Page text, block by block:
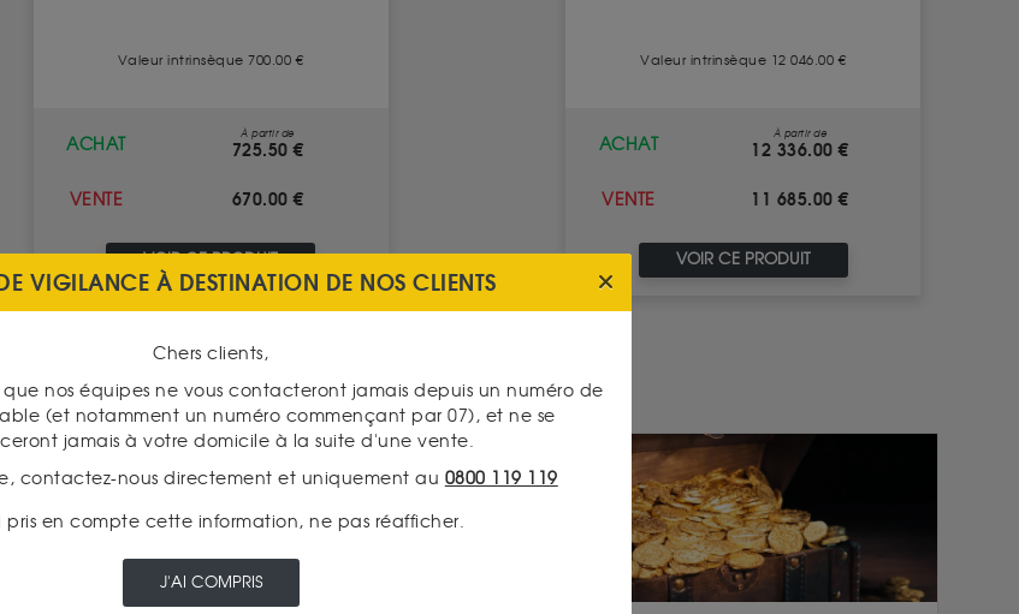
Valeur intrinsèque 700.00 €
ACHAT
À partir de
725.50 €
VENTE 670.00 €
VOIR CE PRODUIT
Valeur intrinsèque 12 046.00 €
ACHAT
À partir de
12 336.00 €
VENTE 11 685.00 €
VOIR CE PRODUIT
VIGILANCE À DESTINATION DE NOS CLIENTS
Chers clients,
que nos équipes ne vous contacteront jamais depuis un numéro de
(et notamment un numéro commençant par 07), et ne se
jamais à votre domicile à la suite d'une vente.
contactez-nous directement et uniquement au 0800 119 119
pris en compte cette information, ne pas réafficher.
J'AI COMPRIS